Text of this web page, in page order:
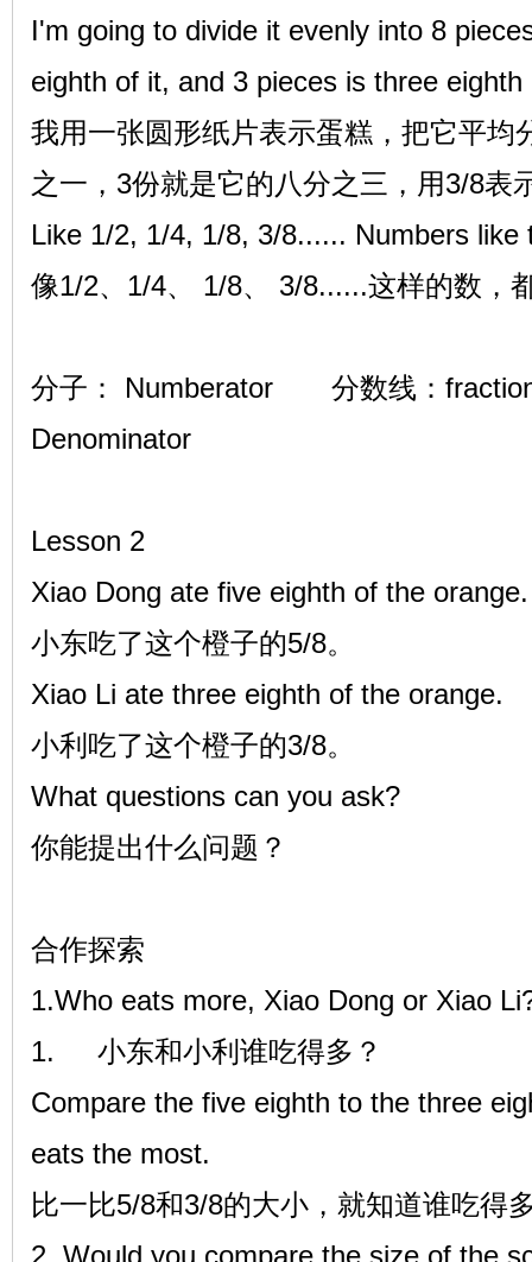
I'm going to divide it evenly into 8
eighth of it, and 3 pieces is three
我用一张圆形纸片表示蛋糕，把它平均
之一，3份就是它的八分之三，用3/8表
Like 1/2, 1/4, 1/8, 3/8...... Numbers like
像1/2、1/4、 1/8、 3/8......这样的数，
分子： Numberator 分数线：
Denominator
Lesson 2
Xiao Dong ate five eighth of the orange.
小东吃了这个橙子的5/8。
Xiao Li ate three eighth of the orange.
小利吃了这个橙子的3/8。
What questions can you ask?
你能提出什么问题？
合作探索
1.Who eats more, Xiao Dong or Xiao
1.
小东和小利谁吃得多？
Compare the five eighth to the three
eats the most.
比一比5/8和3/8的大小，就知道谁吃得
2. Would you compare the size of the